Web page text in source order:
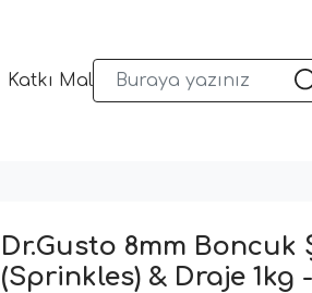
Katkı Malzemeleri Sunum
Dr.Gusto 8mm Boncuk
(Sprinkles) & Draje 1kg